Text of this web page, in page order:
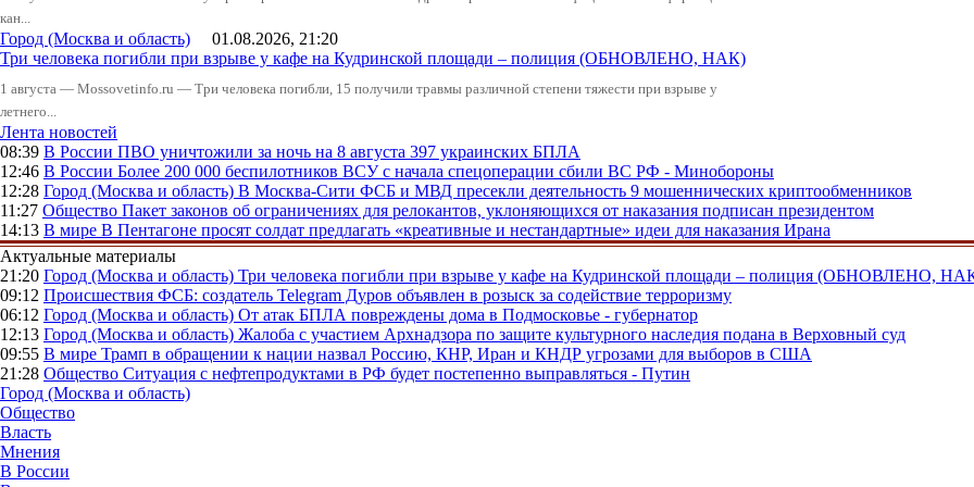
кан...
Город (Москва и область) 01.08.2026, 21:20
Три человека погибли при взрыве у кафе на Кудринской площади – полиция (ОБНОВЛЕНО, НАК)
1 августа — Mossovetinfo.ru — Три человека погибли, 15 получили травмы различной степени тяжести при взрыве у
летнего...
Лента новостей
08:39 В России ПВО уничтожили за ночь на 8 августа 397 украинских БПЛА
12:46 В России Более 200 000 беспилотников ВСУ с начала спецоперации сбили ВС РФ - Минобороны
12:28 Город (Москва и область) В Москва-Сити ФСБ и МВД пресекли деятельность 9 мошеннических криптообменников
11:27 Общество Пакет законов об ограничениях для релокантов, уклоняющихся от наказания подписан президентом
14:13 В мире В Пентагоне просят солдат предлагать «креативные и нестандартные» идеи для наказания Ирана
Актуальные материалы
21:20 Город (Москва и область) Три человека погибли при взрыве у кафе на Кудринской площади – полиция (ОБНОВЛЕНО,
09:12 Происшествия ФСБ: создатель Telegram Дуров объявлен в розыск за содействие терроризму
06:12 Город (Москва и область) От атак БПЛА повреждены дома в Подмосковье - губернатор
12:13 Город (Москва и область) Жалоба с участием Архнадзора по защите культурного наследия подана в Верховный суд
09:55 В мире Трамп в обращении к нации назвал Россию, КНР, Иран и КНДР угрозами для выборов в США
21:28 Общество Ситуация с нефтепродуктами в РФ будет постепенно выправляться - Путин
Город (Москва и область)
Общество
Власть
Мнения
В России